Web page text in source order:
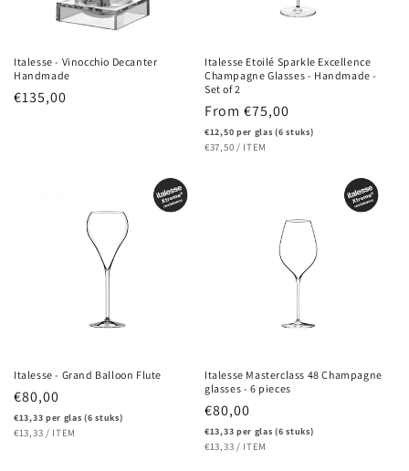
Italesse - Vinocchio Decanter
Handmade
Regular
€135,00
Italesse Etoilé Sparkle Excellence
Champagne Glasses - Handmade -
Set of 2
Regular
price
From €75,00
€12,50 per glas (6 stuks)
UNIT
€37,50 / PER
ITEM
Italesse - Grand Balloon Flute
Regular
price
€80,00
€13,33 per glas (6 stuks)
UNIT
€13,33 / PER
ITEM
Italesse Masterclass 48 Champagne
glasses - 6 pieces
Regular
price
€80,00
€13,33 per glas (6 stuks)
UNIT
€13,33 / PER
ITEM